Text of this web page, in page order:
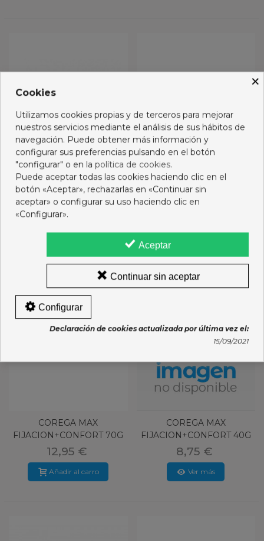
LACERPRO FORTE 2X70G
DUPLO
15,55 €
COREGA SUPREME 70G
16,75 €
COREGA MAX
FIJACION+CONFORT 70G
SIN SABOR
12,95 €
Añadir al carro
COREGA MAX
FIJACION+CONFORT 40G
SIN SABOR
8,75 €
Ver más
×
Cookies
Utilizamos cookies propias y de terceros para mejorar
nuestros servicios mediante el análisis de sus hábitos de
navegación. Puede obtener más información y
configurar sus preferencias pulsando en el botón
"configurar" o en la política de cookies.
Puede aceptar todas las cookies haciendo clic en el
botón «Aceptar», rechazarlas en «Continuar sin
aceptar» o configurar su uso haciendo clic en
«Configurar».
Aceptar
Continuar sin aceptar
Configurar
Declaración de cookies actualizada por última vez el:
15/09/2021